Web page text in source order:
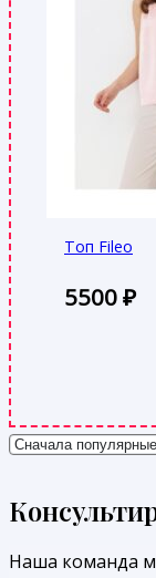
Топ Fileo
5500₽
Наша команда